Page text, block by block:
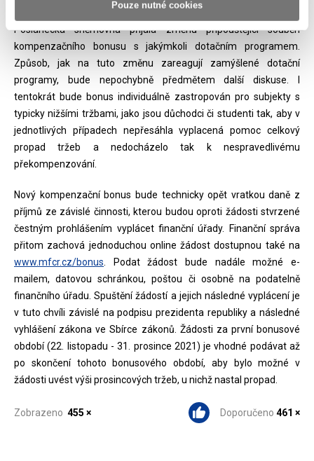
Pouze nutné cookies
Poslanecká sněmovna přijala změnu připouštějící souběh
kompenzačního bonusu s jakýmkoli dotačním programem.
Způsob, jak na tuto změnu zareagují zamýšlené dotační
programy, bude nepochybně předmětem další diskuse. I
tentokrát bude bonus individuálně zastropován pro subjekty s
typicky nižšími tržbami, jako jsou důchodci či studenti tak, aby v
jednotlivých případech nepřesáhla vyplacená pomoc celkový
propad tržeb a nedocházelo tak k nespravedlivému
překompenzování.
Nový kompenzační bonus bude technicky opět vratkou daně z
příjmů ze závislé činnosti, kterou budou oproti žádosti stvrzené
čestným prohlášením vyplácet finanční úřady. Finanční správa
přitom zachová jednoduchou online žádost dostupnou také na
www.mfcr.cz/bonus . Podat žádost bude nadále možné e-
mailem, datovou schránkou, poštou či osobně na podatelně
finančního úřadu. Spuštění žádostí a jejich následné vyplácení je
v tuto chvíli závislé na podpisu prezidenta republiky a následné
vyhlášení zákona ve Sbírce zákonů. Žádosti za první bonusové
období (22. listopadu - 31. prosince 2021) je vhodné podávat až
po skončení tohoto bonusového období, aby bylo možné v
žádosti uvést výši prosincových tržeb, u nichž nastal propad.
Zobrazeno 455 × Doporučeno 461 ×